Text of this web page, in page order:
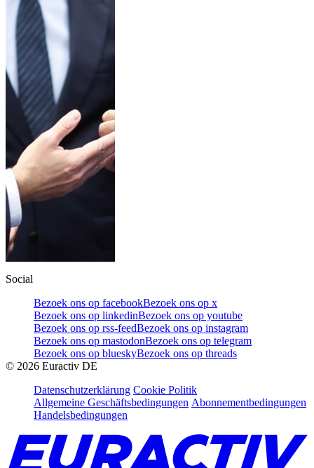
Social
Bezoek ons op facebookBezoek ons op x
Bezoek ons op linkedinBezoek ons op youtube
Bezoek ons op rss-feedBezoek ons op instagram
Bezoek ons op mastodonBezoek ons op telegram
Bezoek ons op blueskyBezoek ons op threads
© 2026 Euractiv DE
Datenschutzerklärung Cookie Politik
Allgemeine Geschäftsbedingungen Abonnementbedingungen
Handelsbedingungen